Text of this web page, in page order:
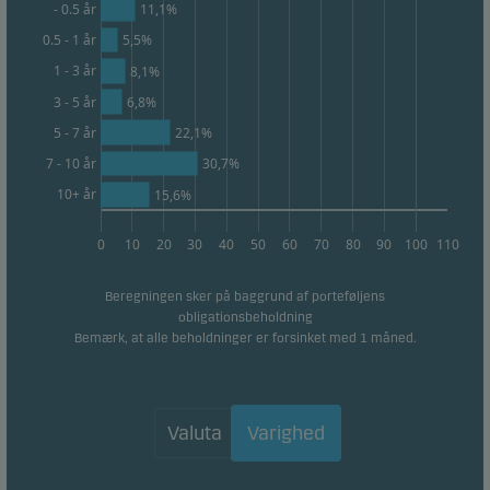
0 10 20 30 40 50 60 70 80 90 100 110
- 0.5 år
0.5 - 1 år
1 - 3 år
3 - 5 år
5 - 7 år
7 - 10 år
10+ år
11,1%
5,5%
8,1%
6,8%
22,1%
30,7%
15,6%
Beregningen sker på baggrund af porteføljens
obligationsbeholdning
Bemærk, at alle beholdninger er forsinket med 1 måned.
Valuta Varighed
aggregeret/anonym form, og bruges til at måle og
optimere effektiviteten for vores hjemmeside.
Marketing
Disse cookies gør det muligt for os at identificere dig
(din enhed) og profilere din adfærd, så vi kan levere
det mest relevante indhold til dig.